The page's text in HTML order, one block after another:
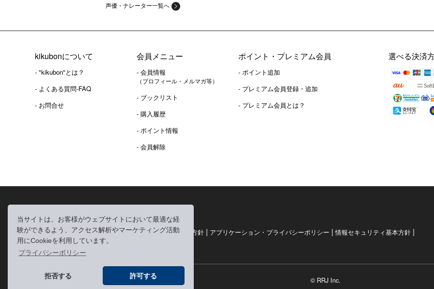
当サイトは、お客様がウェブサイトにおいて最適な経
験ができるよう、アクセス解析やマーケティング活動
用にCookieを利用しています。
プライバシーポリシー
拒否する 許可する
声優・ナレーター一覧へ
kikubonについて
- "kikubon"とは？
- よくある質問-FAQ
- お問合せ
会員メニュー
- 会員情報
（プロフィール・メルマガ等）
- ブックリスト
- 購入履歴
- ポイント情報
- 会員解除
ポイント・プレミアム会員
- ポイント追加
- プレミアム会員登録・追加
- プレミアム会員とは？
選べる決済
利用規約|個人情報の取り扱いについて| 個人情報保護方針 | アプリケーション・プライバシーポリシー |情報セキュリティ基本方針 |
特定商取引法に基づく表記
© RRJ Inc.